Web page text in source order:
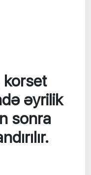
korset
əyrilik
sonra